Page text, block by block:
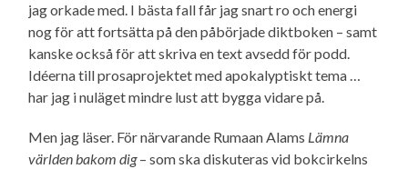
jag orkade med. I bästa fall får jag snart ro och energi
nog för att fortsätta på den påbörjade diktboken – samt
kanske också för att skriva en text avsedd för podd.
Idéerna till prosaprojektet med apokalyptiskt tema …
har jag i nuläget mindre lust att bygga vidare på.
Men jag läser. För närvarande Rumaan Alams Lämna
världen bakom dig– som ska diskuteras vid bokcirkelns